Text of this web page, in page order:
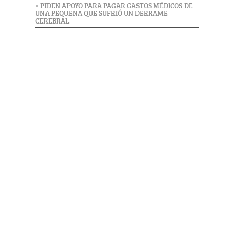
• PIDEN APOYO PARA PAGAR GASTOS MÉDICOS DE
UNA PEQUEÑA QUE SUFRIÓ UN DERRAME
CEREBRAL